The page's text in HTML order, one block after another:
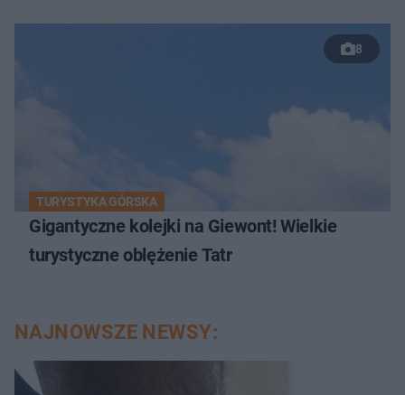
8
TURYSTYKA GÓRSKA
Gigantyczne kolejki na Giewont! Wielkie
turystyczne oblężenie Tatr
NAJNOWSZE NEWSY: